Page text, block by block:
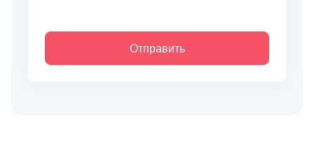
Отправить